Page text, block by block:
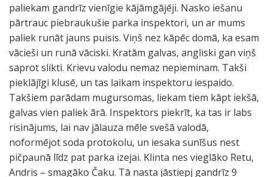
paliekam gandrīz vienīgie kājāmgājēji. Nasko iešanu
pārtrauc piebraukušie parka inspektori, un ar mums
paliek runāt jauns puisis. Viņš nez kāpēc domā, ka esam
vācieši un runā vāciski. Kratām galvas, angliski gan viņš
saprot slikti. Krievu valodu nemaz nepieminam. Takši
pieklājīgi klusē, un tas laikam inspektoru iespaido.
Takšiem parādam mugursomas, liekam tiem kāpt iekšā,
galvas vien paliek ārā. Inspektors piekrīt, ka tas ir labs
risinājums, lai nav jālauza mēle svešā valodā,
noformējot soda protokolu, un iesaka sunīšus nest
pičpaunā līdz pat parka izejai. Klinta nes vieglāko Retu,
Andris – smagāko Čaku. Tā nasta jāstiepj gandrīz 9